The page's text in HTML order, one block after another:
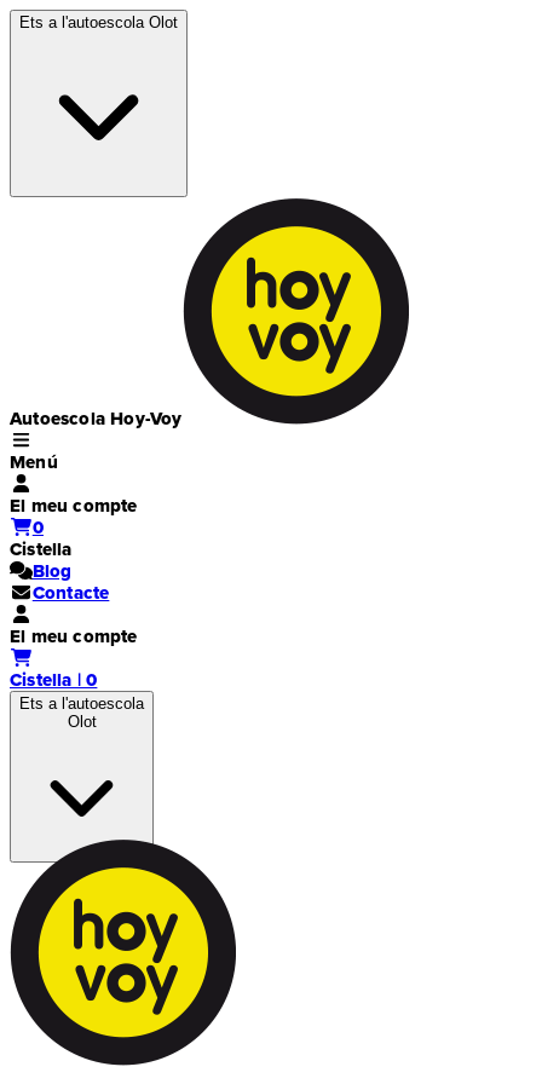
Ets a l'autoescola Olot
Autoescola Hoy-Voy
Menú
El meu compte
0
Cistella
Blog
Contacte
El meu compte
Cistella | 0
Ets a l'autoescola
Olot